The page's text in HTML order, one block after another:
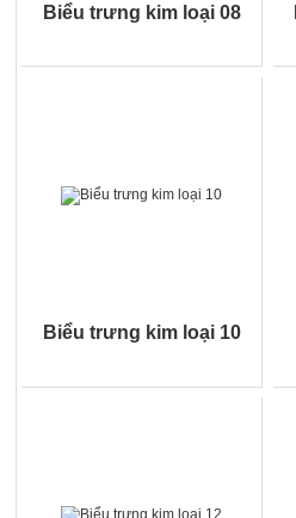
Biểu trưng kim loại 08
Biểu trưng kim loại 10